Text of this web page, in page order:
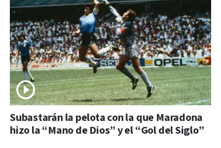
Subastarán la pelota con la que Maradona
hizo la “Mano de Dios” y el “Gol del Siglo”